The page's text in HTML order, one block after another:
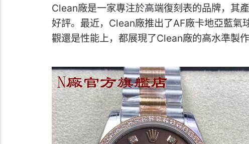
Clean廠是一家專注於高端復刻表的品牌，其
好評。最近，Clean廠推出了AF廠卡地亞藍
觀還是性能上，都展現了Clean廠的高水準製作